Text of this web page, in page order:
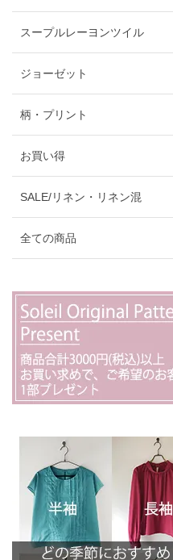
スープルレーヨンツイル
ジョーゼット
柄・プリント
お買い得
SALE/リネン・リネン混
全ての商品